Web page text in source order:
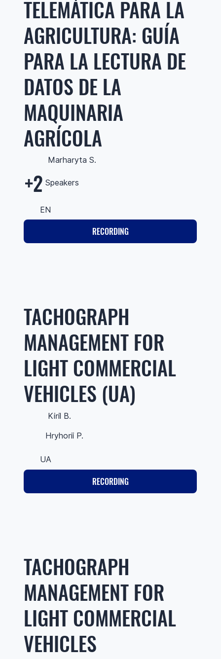
TELEMÁTICA PARA LA
AGRICULTURA: GUÍA
PARA LA LECTURA DE
DATOS DE LA
MAQUINARIA
AGRÍCOLA
Marharyta S.
+2 Speakers
EN
RECORDING
TACHOGRAPH
MANAGEMENT FOR
LIGHT COMMERCIAL
VEHICLES (UA)
Kiril B.
Hryhorii P.
UA
RECORDING
TACHOGRAPH
MANAGEMENT FOR
LIGHT COMMERCIAL
VEHICLES